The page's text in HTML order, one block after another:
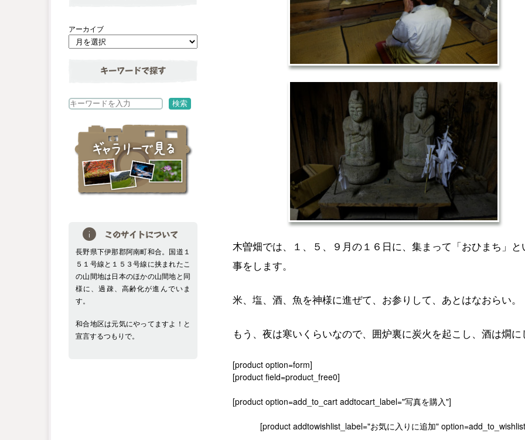
木曽畑では、１、５、９月の１６日に、集まって「おひまち」と
事をします。
米、塩、酒、魚を神様に進ぜて、お参りして、あとはなおらい。
もう、夜は寒いくらいなので、囲炉裏に炭火を起こし、酒は燗に
[product option=form]
[product field=product_free0]
[product option=add_to_cart addtocart_label="写真を購入"]
[product addtowishlist_label="お気に入りに追加"
アーカイブ
キーワードで探す
検
検索
このサイトについて
長野県下伊那郡阿南町和合。国道１
５１号線と１５３号線に挟まれたこ
の山間地は日本のほかの山間地と同
様に、過疎、高齢化が進んでいま
す。
和合地区は元気にやってますよ！と
宣言するつもりで。